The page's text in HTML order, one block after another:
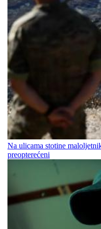
Na ulicama stotine
preopterećeni